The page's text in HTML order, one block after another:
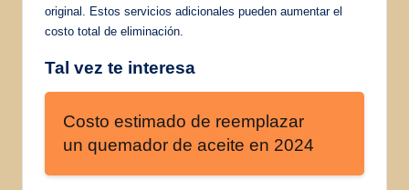
original. Estos servicios adicionales pueden aumentar el
costo total de eliminación.
Tal vez te interesa
Costo estimado de reemplazar
un quemador de aceite en 2024